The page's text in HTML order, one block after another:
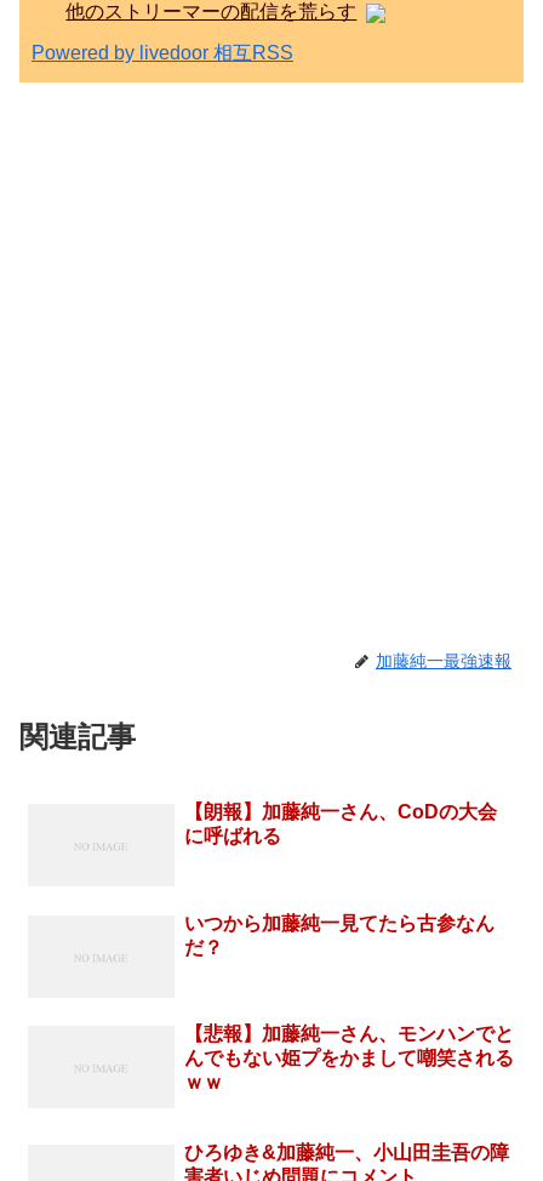
他のストリーマーの配信を荒らす
Powered by livedoor 相互RSS
加藤純一最強速報
関連記事
【朗報】加藤純一さん、CoDの大会
に呼ばれる
いつから加藤純一見てたら古参なん
だ？
【悲報】加藤純一さん、モンハンでと
んでもない姫プをかまして嘲笑される
ｗｗ
ひろゆき&加藤純一、小山田圭吾の障
害者いじめ問題にコメント